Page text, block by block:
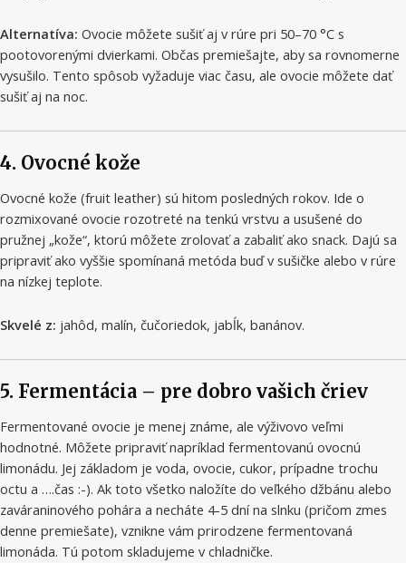
Alternatíva: Ovocie môžete sušiť aj v rúre pri 50–70 °C s
pootovorenými dvierkami. Občas premiešajte, aby sa rovnomerne
vysušilo. Tento spôsob vyžaduje viac času, ale ovocie môžete dať
sušiť aj na noc.
4. Ovocné kože
Ovocné kože (fruit leather) sú hitom posledných rokov. Ide o
rozmixované ovocie rozotreté na tenkú vrstvu a usušené do
pružnej „kože“, ktorú môžete zrolovať a zabaliť ako snack. Dajú sa
pripraviť ako vyššie spomínaná metóda buď v sušičke alebo v rúre
na nízkej teplote.
Skvelé z: jahôd, malín, čučoriedok, jabĺk, banánov.
5. Fermentácia – pre dobro vašich čriev
Fermentované ovocie je menej známe, ale výživovo veľmi
hodnotné. Môžete pripraviť napríklad fermentovanú ovocnú
limonádu. Jej základom je voda, ovocie, cukor, prípadne trochu
octu a ….čas :-). Ak toto všetko naložíte do veľkého džbánu alebo
zaváraninového pohára a necháte 4-5 dní na slnku (pričom zmes
denne premiešate), vznikne vám prirodzene fermentovaná
limonáda. Tú potom skladujeme v chladničke.